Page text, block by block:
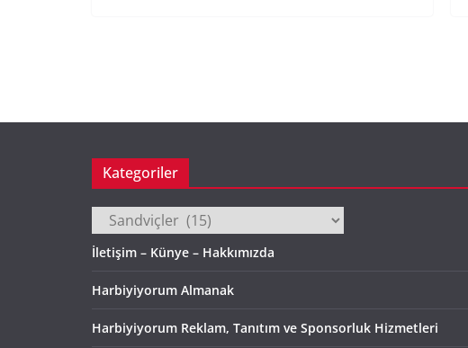
Kategoriler
Kategoriler
İletişim – Künye – Hakkımızda
Harbiyiyorum Almanak
Harbiyiyorum Reklam, Tanıtım ve Sponsorluk Hizmetleri